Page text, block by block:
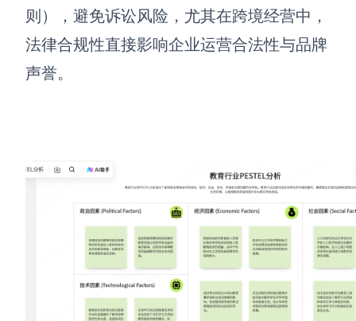
则），避免诉讼风险，尤其在跨境经营中，
法律合规性直接影响企业运营合法性与品牌
声誉。